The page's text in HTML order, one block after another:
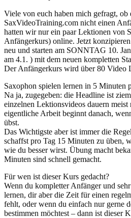
Viele von euch haben mich gefragt, ob
SaxVideoTraining.com nicht einen
hatten wir nur ein paar Lektionen von
Anfängerkurs) online. Jetzt
neu und starten am SONNTAG 10.
am 4.1. ) mit dem neuen kompletten
Der Anfängerkurs wird über 80 Video
Saxophon spielen lernen in 5 Minuten
Na ja, zugegeben: die Headline ist
einzelnen Lektionsvideos dauern
eigentliche Arbeit beginnt danach,
übst.
Das Wichtigste aber ist immer die
schaffst pro Tag 15 Minuten zu üben,
wie du besser wirst. Übung macht
Minuten sind schnell gemacht.
Für wen ist dieser Kurs gedacht?
Wenn du kompletter Anfänger und
lernen, dir aber die Zeit für einen
fehlt, oder wenn du einfach nur gerne
bestimmen möchtest – dann ist dieser